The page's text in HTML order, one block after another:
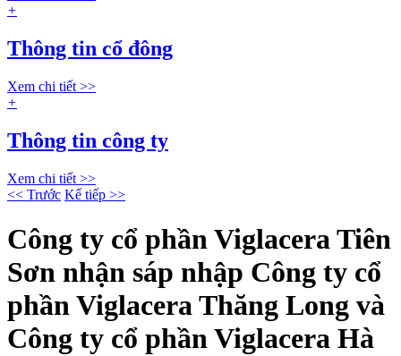
+
Thông tin cổ đông
Xem chi tiết >>
+
Thông tin công ty
Xem chi tiết >>
<< Trước Kế tiếp >>
Công ty cổ phần Viglacera Tiên
Sơn nhận sáp nhập Công ty cổ
phần Viglacera Thăng Long và
Công ty cổ phần Viglacera Hà